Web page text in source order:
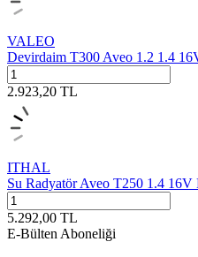
VALEO
Devirdaim T300 Aveo 1.2 1.4
2.923,20 TL
ITHAL
Su Radyatör Aveo T250 1.4 16V
5.292,00 TL
E-Bülten Aboneliği